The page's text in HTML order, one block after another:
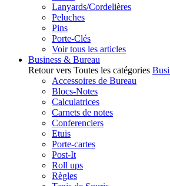
Lanyards/Cordelières
Peluches
Pins
Porte-Clés
Voir tous les articles
Business & Bureau
Retour vers Toutes les catégories
Accessoires de Bureau
Blocs-Notes
Calculatrices
Carnets de notes
Conferenciers
Etuis
Porte-cartes
Post-It
Roll ups
Règles